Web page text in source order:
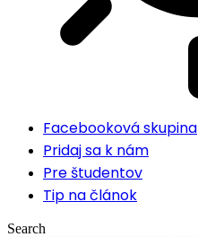
Facebooková skupina
Pridaj sa k nám
Pre študentov
Tip na článok
Search